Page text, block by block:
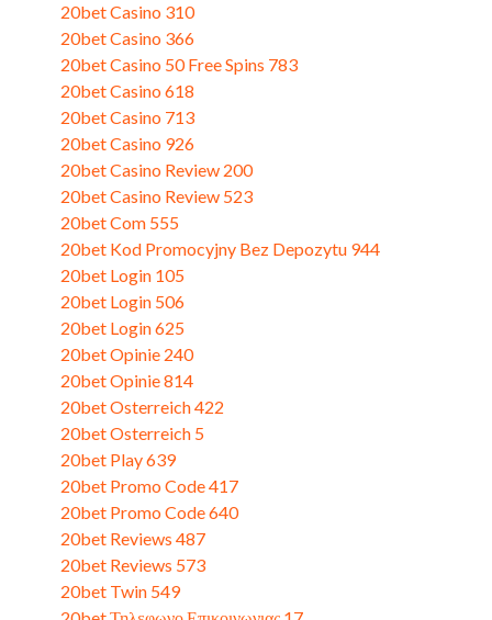
20bet Casino 310(1)
20bet Casino 366
20bet Casino 50 Free Spins 783
20bet Casino 618
20bet Casino 713
20bet Casino 926
20bet Casino Review 200(3)
20bet Casino Review 523
20bet Com 555
20bet Kod Promocyjny Bez Depozytu 944
20bet Login 105
20bet Login 506
20bet Login 625
20bet Opinie 240(3)
20bet Opinie 814
20bet Osterreich 422
20bet Osterreich 5
20bet Play 639(3)
20bet Promo Code 417
20bet Promo Code 640(1)
20bet Reviews 487
20bet Reviews 573
20bet Twin 549(3)